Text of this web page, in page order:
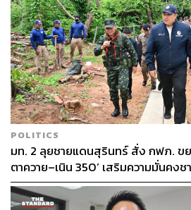
POLITICS
มท. 2 ลุยชายแดนสุรินทร์ สั่ง กฟภ. ขย
ตาควาย–เนิน 350’ เสริมความมั่นคง